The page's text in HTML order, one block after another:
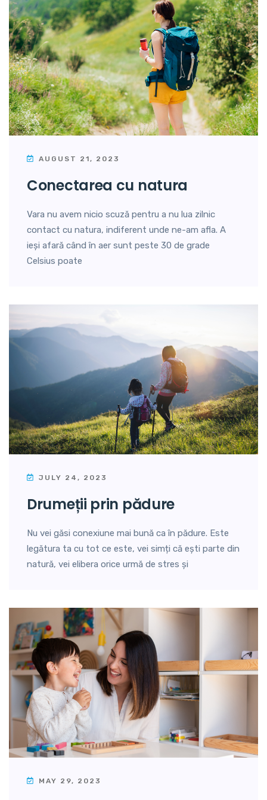
AUGUST 21, 2023
conectarea cu natura
Vara nu avem nicio scuză pentru a nu lua zilnic
contact cu natura, indiferent unde ne-am afla. A
ieși afară când în aer sunt peste 30 de grade
Celsius poate
JULY 24, 2023
drumeții prin pădure
Nu vei găsi conexiune mai bună ca în pădure. Este
legătura ta cu tot ce este, vei simți că ești parte din
natură, vei elibera orice urmă de stres și
MAY 29, 2023